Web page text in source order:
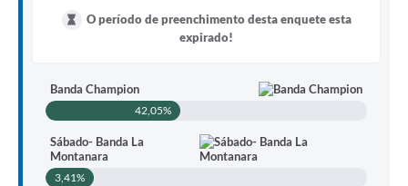
O período de preenchimento desta enquete esta
expirado!
Banda Champion
42,05%
Sábado- Banda La
Montanara
3,41%